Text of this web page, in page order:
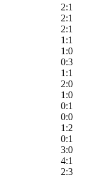
2:1
2:1
2:1
1:1
1:0
0:3
1:1
2:0
1:0
0:1
0:0
1:2
0:1
3:0
4:1
2:3